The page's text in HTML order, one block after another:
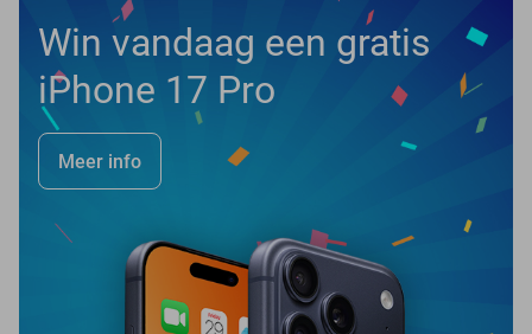
Win vandaag een gratis
iPhone 17 Pro
Meer info